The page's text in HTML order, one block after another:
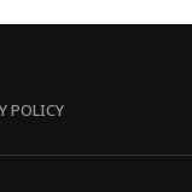
POLICY